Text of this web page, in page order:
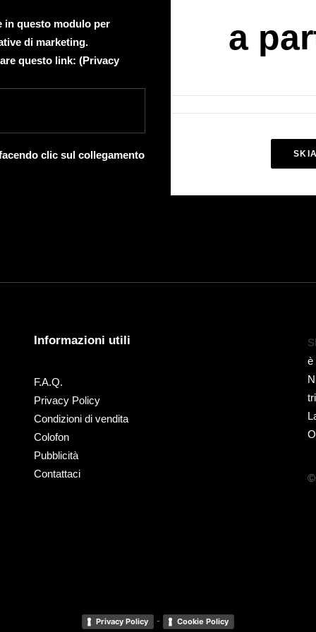
in questo modulo per
di marketing.
questo link: (Privacy
clic sul collegamento
a
Informazioni utili
F.A.Q.
Privacy Policy
Condizioni di vendita
Colofon
Pubblicità
Contattaci
è
©
Privacy Policy - Cookie Policy